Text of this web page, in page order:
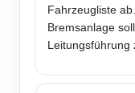
Fahrzeugliste
Bremsanlage
Leitungsführung